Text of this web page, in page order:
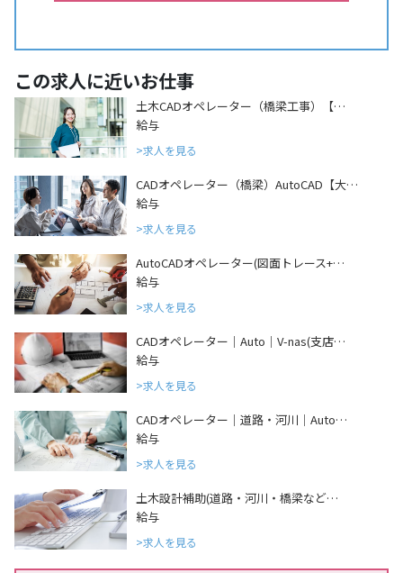
この求人に近いお仕事
土木CADオペレーター（橋梁工事）【…
給与
求人を見る
CADオペレーター（橋梁）AutoCAD【大…
給与
求人を見る
AutoCADオペレーター(図面トレース+…
給与
求人を見る
CADオペレーター｜Auto｜V-nas(支店…
給与
求人を見る
CADオペレーター｜道路・河川｜Auto…
給与
求人を見る
土木設計補助(道路・河川・橋梁など…
給与
求人を見る